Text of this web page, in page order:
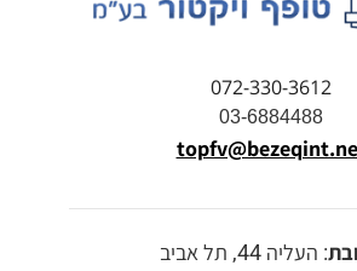
072-330-3612
03-6884488
: העליה 44, תל אביב